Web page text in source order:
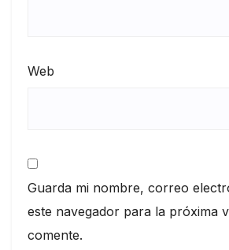
Web
Guarda mi nombre, correo
este navegador para la próxima
comente.